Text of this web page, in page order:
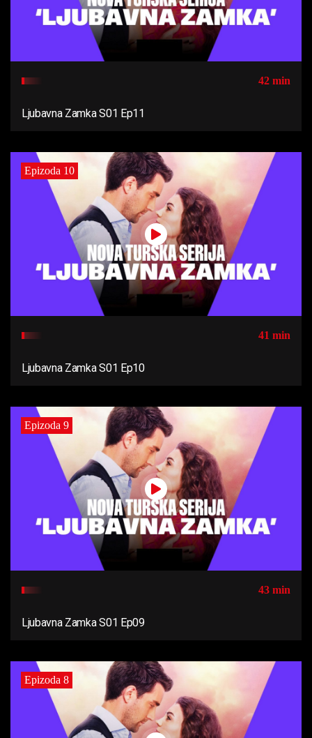
42 min
Ljubavna Zamka S01 Ep11
Epizoda 10
41 min
Ljubavna Zamka S01 Ep10
Epizoda 9
43 min
Ljubavna Zamka S01 Ep09
Epizoda 8